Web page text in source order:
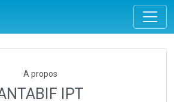
A propos
IPT